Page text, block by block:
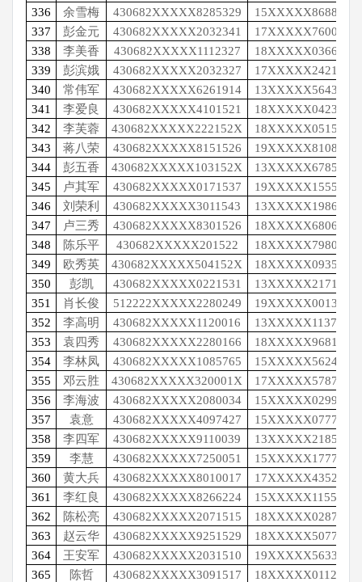
336
余雪梅 430682XXXXX8285329
15XXXXX8688
337
彭金元 430682XXXXX2032341
17XXXXX7600
338
李美香 430682XXXXX1112327
18XXXXX0366
339
彭滨娥 430682XXXXX2032327
17XXXXX2421
340
常伟军 430682XXXXX6261914
13XXXXX5643
341
李爱良 430682XXXXX4101521
18XXXXX0423
342
李芙蓉 430682XXXXX222152X
18XXXXX0515
343
蒋八荣 430682XXXXX8151526
19XXXXX8108
344
彭五香 430682XXXXX103152X
13XXXXX6785
345
卢其军 430682XXXXX0171537
19XXXXX1555
346
刘荣利 430682XXXXX3011543
13XXXXX1986
347
卢三秀 430682XXXXX8301526
18XXXXX6806
348
陈乐平 430682XXXXX201522
18XXXXX7980
349
欧秀英 430682XXXXX504152X
18XXXXX0935
350
彭凯 430682XXXXX0221531
13XXXXX2171
351
肖长俊 512222XXXXX2280249
19XXXXX0013
352
李高明 430682XXXXX1120016
13XXXXX1137
353
袁四秀 430682XXXXX2280166
18XXXXX9681
354
李林凤 430682XXXXX1085765
15XXXXX5624
355
邓云胜 430682XXXXX320001X
17XXXXX5787
356
李海波 430682XXXXX2080034
15XXXXX0299
357
袁意 430682XXXXX4097427
15XXXXX0777
358
李四军 430682XXXXX9110039
13XXXXX2185
359
李慧 430682XXXXX7250051
15XXXXX1777
360
黄大兵 430682XXXXX8010017
17XXXXX4352
361
李红良 430682XXXXX8266224
15XXXXX1155
362
陈松亮 430682XXXXX2071515
18XXXXX0287
363
赵云华 430682XXXXX9251529
18XXXXX5077
364
王安军 430682XXXXX2031510
19XXXXX5633
365
陈哲 430682XXXXX3091517
18XXXXX0112